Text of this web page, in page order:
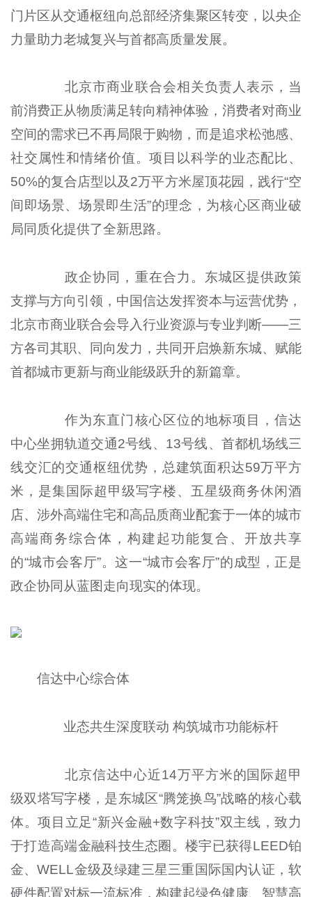
门片区从交通枢纽向总部经济集聚区转变，以央企
力量助力老城复兴与首都高质量发展。
北京市商业联合会相关负责人表示，当
前消费正从物质满足转向精神体验，消费者对商业
空间的需求已不再局限于购物，而是追求松弛感、
社交属性和情绪价值。项目以科学的业态配比、
50%的复合店型以及2万平方米屋顶花园，践行“空
间即场景、场景即生活”的理念，为核心区商业破
局同质化提供了全新思路。
政企协同，重在合力。东城区提供政策
支撑与方向引领，中国信达发挥资本与运营优势，
北京市商业联合会导入行业资源与专业判断——三
方各司其职、同向发力，共同开启焕新东城、赋能
首都城市更新与商业能级跃升的新篇章。
作为东直门核心区位的地标项目，信达
中心坐拥轨道交通2号线、13号线、首都机场线三
线交汇的交通枢纽优势，总建筑面积达59万平方
米，是集国际超甲级写字楼、五星级商务休闲酒
店、涉外高端住宅和高品质商业配套于一体的城市
高端商务综合体，构建起功能复合、开放共享
的“城市会客厅”。这一“城市会客厅”的成型，正是
政企协同从蓝图走向现实的体现。
信达中心综合体
业态共生深度联动 构筑城市功能标杆
北京信达中心近14万平方米的国际超甲
级双塔写字楼，是东城区“腾笼换鸟”战略的核心载
体。项目立足“新兴金融+数字科技”双主线，致力
于打造高端金融科技生态圈。楼宇已获得LEED铂
金、WELL金级及绿建三星三重国际国内认证，软
硬件配置对标一流标准，构建起绿色健康、智慧高